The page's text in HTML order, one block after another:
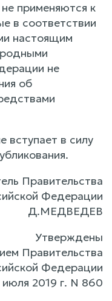
применяются к
в соответствии
настоящим
не
об
вступает в силу
Правительства
Федерации
Д.МЕДВЕДЕВ
Утверждены
Правительства
Федерации
2019 г. N 860